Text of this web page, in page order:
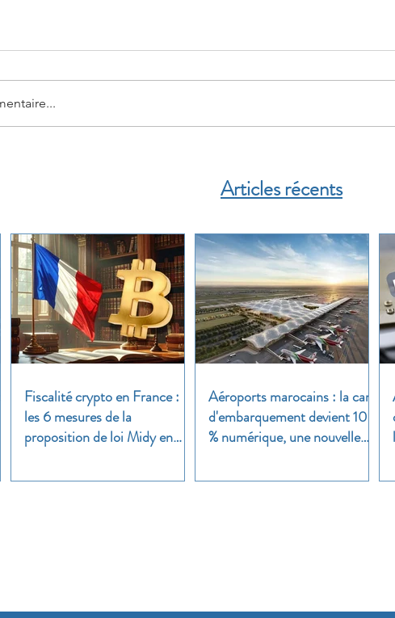
Articles récents
Fiscalité crypto en France :
les 6 mesures de la
proposition de loi Midy en
Aéroports marocains : la carte
d'embarquement devient 100
% numérique, une nouvelle
du transport aérien